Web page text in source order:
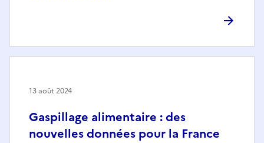
Gaspillage alimentaire : des
nouvelles données pour la France
13 août 2024